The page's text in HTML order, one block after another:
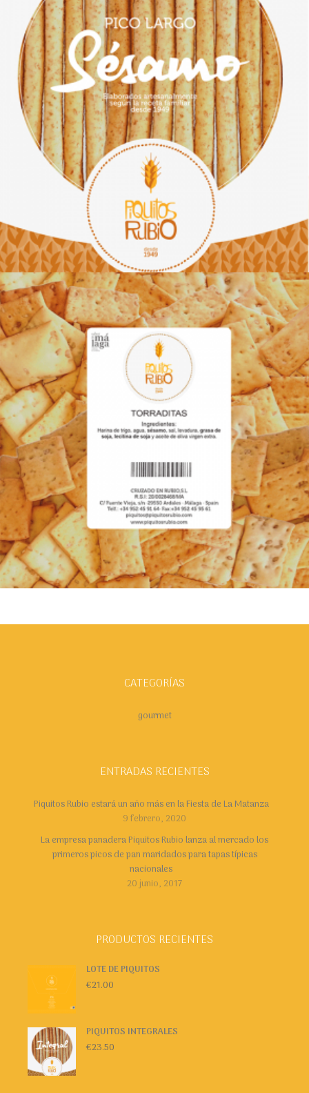
€23.50
Añadir al carrito
CATEGORÍAS
gourmet
ENTRADAS RECIENTES
Piquitos Rubio estará un año más en la Fiesta de La Matanza
9 febrero, 2020
La empresa panadera Piquitos Rubio lanza al mercado los
primeros picos de pan maridados para tapas típicas
nacionales
20 junio, 2017
PRODUCTOS RECIENTES
LOTE DE PIQUITOS
€21.00
PIQUITOS INTEGRALES
€23.50